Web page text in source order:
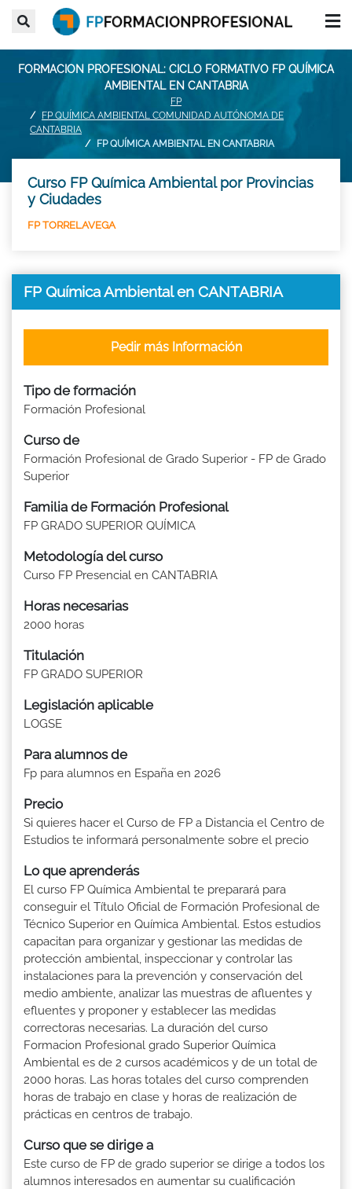
FORMACION PROFESIONAL: CICLO FORMATIVO FP QUÍMICA
AMBIENTAL EN CANTABRIA
FP
FP QUÍMICA AMBIENTAL COMUNIDAD AUTÓNOMA DE
CANTABRIA
FP QUÍMICA AMBIENTAL EN CANTABRIA
Curso FP Química Ambiental por Provincias
y Ciudades
FP TORRELAVEGA
FP Química Ambiental en CANTABRIA
Tipo de formación
Formación Profesional
Curso de
Formación Profesional de Grado Superior - FP de Grado
Superior
Familia de Formación Profesional
FP GRADO SUPERIOR QUÍMICA
Metodología del curso
Curso FP Presencial en CANTABRIA
Horas necesarias
2000 horas
Titulación
FP GRADO SUPERIOR
Legislación aplicable
LOGSE
Para alumnos de
Fp para alumnos en España en 2026
Precio
Si quieres hacer el Curso de FP a Distancia el Centro de
Estudios te informará personalmente sobre el precio
Pedir más Información
Lo que aprenderás
El curso FP Química Ambiental te preparará para
conseguir el Título Oficial de Formación Profesional de
Técnico Superior en Química Ambiental. Estos estudios
capacitan para organizar y gestionar las medidas de
protección ambiental, inspeccionar y controlar las
instalaciones para la prevención y conservación del
medio ambiente, analizar las muestras de afluentes y
efluentes y proponer y establecer las medidas
correctoras necesarias. La duración del curso
Formacion Profesional grado Superior Química
Ambiental es de 2 cursos académicos y de un total de
2000 horas. Las horas totales del curso comprenden
horas de trabajo en clase y horas de realización de
prácticas en centros de trabajo.
Curso que se dirige a
Este curso de FP de grado superior se dirige a todos los
alumnos interesados en aumentar su cualificación